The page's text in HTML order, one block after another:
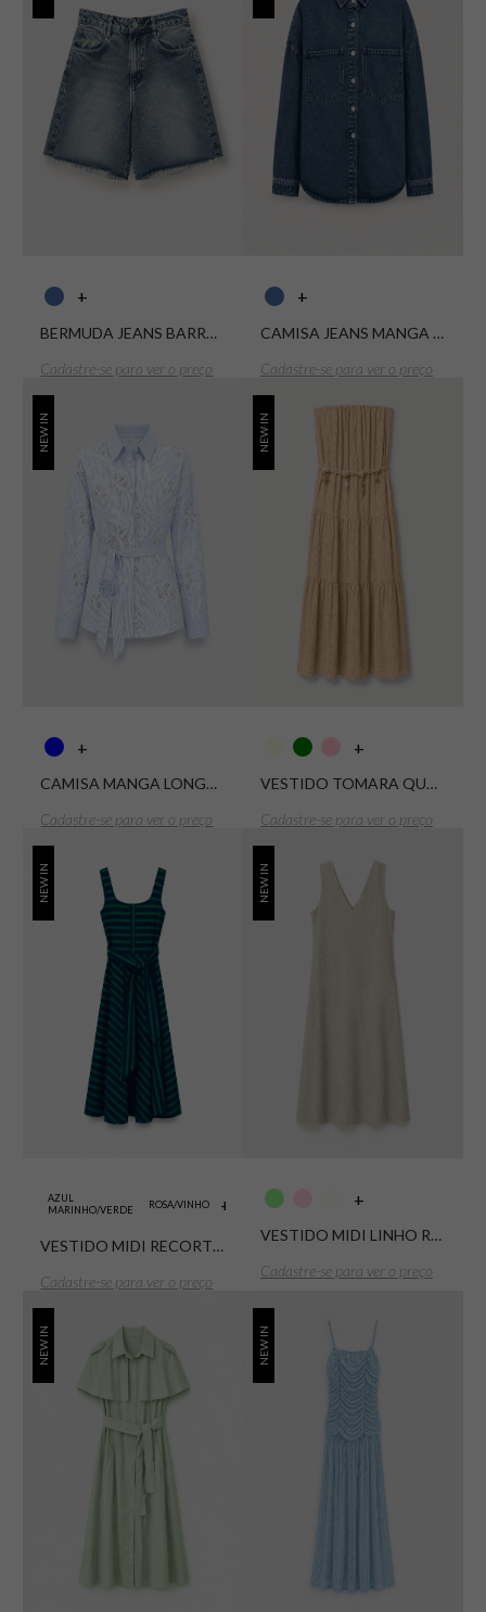
BERMUDA JEANS BARRA A FIO 1826 LAVAGEM CLARA
Cadastre-se para ver o preço
+
CAMISA JEANS MANGA LONGA 1258 DIRTY
Cadastre-se para ver o preço
+
NEW IN
CAMISA MANGA LONGA COM CINTO
Cadastre-se para ver o preço
+
NEW IN
VESTIDO TOMARA QUE CAIA LONGO VOIL MIX LIA
Cadastre-se para ver o preço
+
NEW IN
VESTIDO MIDI RECORTES LISTRAS COM CINTO SARJA CARGO
Cadastre-se para ver o preço
AZUL
MARINHO/VERDE
ROSA/VINHO +
NEW IN
VESTIDO MIDI LINHO RECORTES SUPREME
Cadastre-se para ver o preço
+
NEW IN NEW IN